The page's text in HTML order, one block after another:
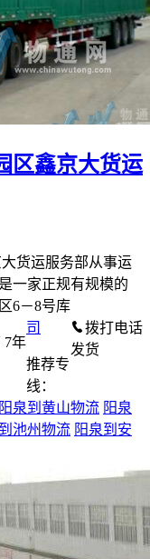
区鑫京大货运
货运服务部从事运
一家正规有规模的
6－8号库
7年
拨打电话
发货
司
推荐专
线：
阳泉到黄山物流 阳泉
池州物流 阳泉到安